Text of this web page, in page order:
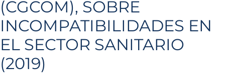
(CGCOM), SOBRE
INCOMPATIBILIDADES EN
EL SECTOR SANITARIO
(2019)